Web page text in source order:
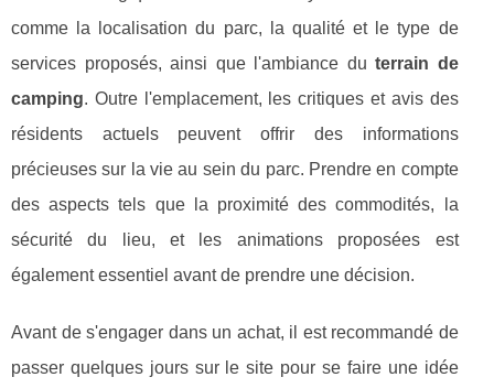
comme la localisation du parc, la qualité et le type de
services proposés, ainsi que l'ambiance duterrain de
camping. Outre l'emplacement, les critiques et avis des
résidents actuels peuvent offrir des informations
précieuses sur la vie au sein du parc. Prendre en compte
des aspects tels que la proximité des commodités, la
sécurité du lieu, et les animations proposées est
également essentiel avant de prendre une décision.
Avant de s'engager dans un achat, il est recommandé de
passer quelques jours sur le site pour se faire une idée